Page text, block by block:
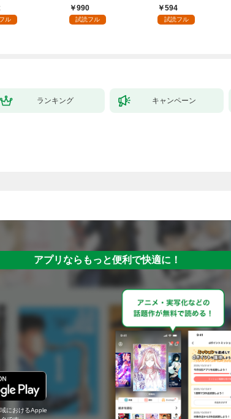
爆速で開拓し最
作ってしまう
ル
められた～【単行本】
（１）
990
試読フル
594
試読フル
ランキング キャンペーン
アプリならもっと便利で快適に！
におけるApple